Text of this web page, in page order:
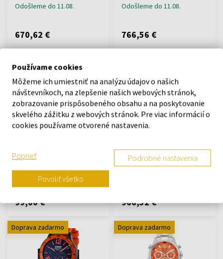
Odošleme do 11.08.
670,62 €
Odošleme do 11.08.
766,56 €
FESTINA 20358/2
Odošleme do 10.08.
99,00 €
Swiss Military SMA34100.10
Mens Watch 42mm 30ATM
Hodinky - Muži
966,52 €
Doprava zadarmo Doprava zadarmo
Používame cookies
Môžeme ich umiestniť na analýzu údajov o našich
návštevníkoch, na zlepšenie našich webových stránok,
zobrazovanie prispôsobeného obsahu a na poskytovanie
skvelého zážitku z webových stránok. Pre viac informácií o
cookies používame otvorené nastavenia.
Poprieť Podrobné nastavenia
Povoliť všetko